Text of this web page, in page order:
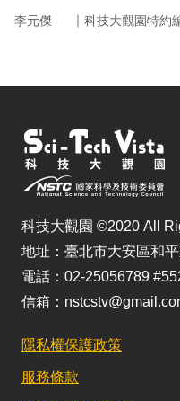
李元傑 ｜ 科技大觀園特約
科技大觀園 ©2020 All
地址：臺北市大安區和
電話：02-25056789
信箱：
隱私權保護政策
服務條款